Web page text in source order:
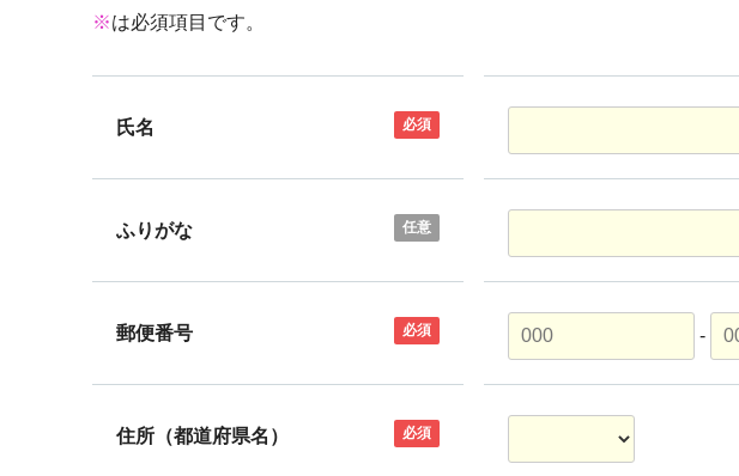
※は必須項目です。
氏名 必須
ふりがな 任意
郵便番号 必須 -
住所（都道府県名） 必須